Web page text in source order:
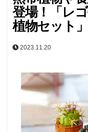
登場！「レ
植物セット
2023.11.20